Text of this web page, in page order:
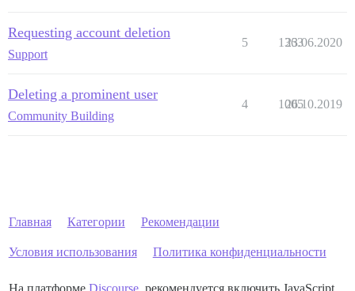
Requesting account deletion
Support
5 1363
23.06.2020
Deleting a prominent user
Community Building
4 1005
26.10.2019
Главная Категории Рекомендации
Условия использования Политика конфиденциальности
На платформе Discourse, рекомендуется включить JavaScript